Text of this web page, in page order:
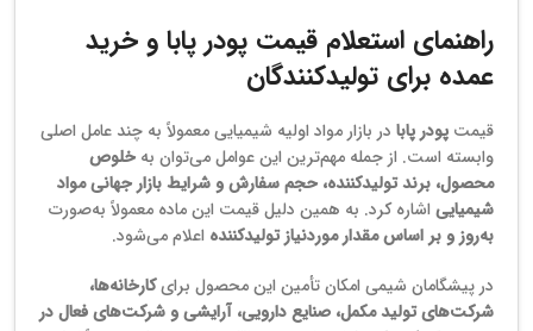
راهنمای استعلام قیمت پودر پابا و خرید
عمده برای تولیدکنندگان
قیمت پودر پابا در بازار مواد اولیه شیمیایی معمولاً به چند عامل اصلی
وابسته است. از جمله مهم‌ترین این عوامل می‌توان به خلوص
محصول، برند تولیدکننده، حجم سفارش و شرایط بازار جهانی مواد
شیمیایی اشاره کرد. به همین دلیل قیمت این ماده معمولاً به‌صورت
به‌روز و بر اساس مقدار موردنیاز تولیدکننده اعلام می‌شود.
در پیشگامان شیمی امکان تأمین این محصول برایکارخانه‌ها،
شرکت‌های تولید مکمل، صنایع دارویی، آرایشی و شرکت‌های فعال در